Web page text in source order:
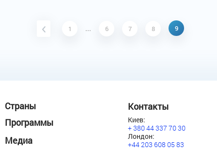
1 ... 6 7 8 9
Страны
Программы
Медиа
Контакты
Киев:
+ 380 44 337 70 30
Лондон:
+44 203 608 05 83